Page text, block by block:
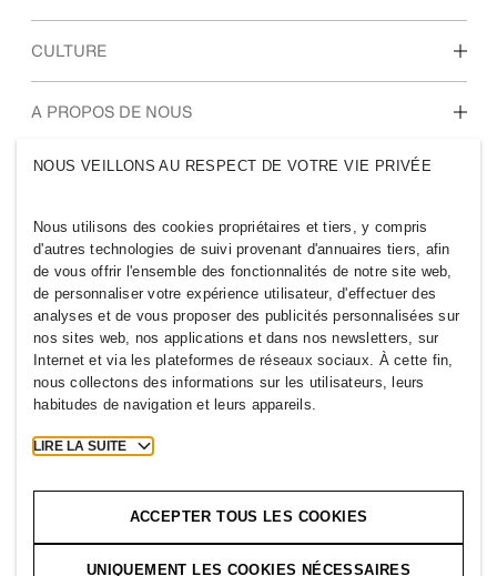
Nos métiers
CULTURE
Notre culture, nos valeurs et nos avantages
A PROPOS DE NOUS
Qui sommes-nous ?
Durable
Inclusion et diversité
H&M GROUPE
Nous connaître
BELGIUM
Newsroom Mentions légales
Cookies
2026 H & M Hennes and Mauritz AB.
NOUS VEILLONS AU RESPECT DE VOTRE VIE PRIVÉE
Nous utilisons des cookies propriétaires et tiers, y compris
d'autres technologies de suivi provenant d'annuaires tiers, afin
de vous offrir l'ensemble des fonctionnalités de notre site web,
de personnaliser votre expérience utilisateur, d'effectuer des
analyses et de vous proposer des publicités personnalisées sur
nos sites web, nos applications et dans nos newsletters, sur
Internet et via les plateformes de réseaux sociaux. À cette fin,
nous collectons des informations sur les utilisateurs, leurs
habitudes de navigation et leurs appareils.
LIRE LA SUITE
ACCEPTER TOUS LES COOKIES
UNIQUEMENT LES COOKIES NÉCESSAIRES